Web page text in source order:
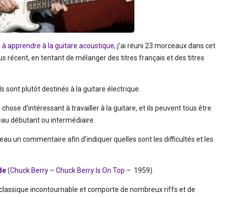
apprendre à la guitare acoustique, j’ai réuni 23 morceaux dans cet
récent, en tentant de mélanger des titres français et des titres
sont plutôt destinés à la guitare électrique.
d’intéressant à travailler à la guitare, et ils peuvent tous être
débutant ou intermédiaire.
un commentaire afin d’indiquer quelles sont les difficultés et les
(Chuck Berry – Chuck Berry Is On Top – 1959)
incontournable et comporte de nombreux riffs et de